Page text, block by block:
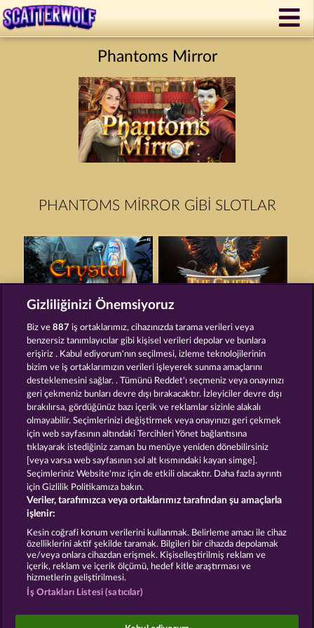
Phantoms Mirror
PHANTOMS MIRROR GIBI SLOTLAR
MAGIC MIRROR CREATURES OF THE NIGHT
Hüküm ve Koşullar Gizlilik Beyanı Künye
Şirket SSS Facebook
İptal talebini gönder
Sosyal casino oyunları sadece eğlence amaçlıdır ve
Gizliliğinizi Önemsiyoruz
Biz ve887 iş ortaklarımız, cihazınızda tarama verileri veya
benzersiz tanımlayıcılar gibi kişisel verileri depolar ve bunlara
erişiriz . Kabul ediyorum'nın seçilmesi, izleme teknolojilerinin
bizim ve iş ortaklarımızın verileri işleyerek sunma amaçlarını
desteklemesini sağlar. . Tümünü Reddet'ı seçmeniz veya onayınızı
geri çekmeniz bunları devre dışı bırakacaktır. İzleyiciler devre dışı
bırakılırsa, gördüğünüz bazı içerik ve reklamlar sizinle alakalı
olmayabilir. Seçimlerinizi değiştirmek veya onayınızı geri çekmek
için web sayfasının altındaki Tercihleri Yönet bağlantısına
tıklayarak istediğiniz zaman bu menüye yeniden dönebilirsiniz
[veya varsa web sayfasının sol alt kısmındaki kayan simge].
Seçimleriniz Website'mız için de etkili olacaktır. Daha fazla ayrıntı
için Gizlilik Politikamıza bakın.
Veriler, tarafımızca veya ortaklarımız tarafından şu amaçlarla
işlenir:
Kesin coğrafi konum verilerini kullanmak. Belirleme amacı ile cihaz
özelliklerini aktif şekilde taramak. Bilgileri bir cihazda depolamak
ve/veya onlara cihazdan erişmek. Kişiselleştirilmiş reklam ve
içerik, reklam ve içerik ölçümü, hedef kitle araştırması ve
hizmetlerin geliştirilmesi.
İş Ortakları Listesi (satıcılar)